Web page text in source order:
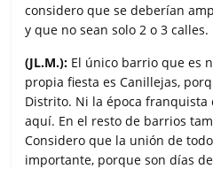
considero que se deberían
y que no sean solo 2 o 3 calles.
(JL.M.): El único barrio que es
propia fiesta es Canillejas,
Distrito. Ni la época franquista
aquí. En el resto de barrios
Considero que la unión de
importante, porque son días